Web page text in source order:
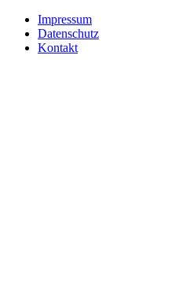
Impressum
Datenschutz
Kontakt